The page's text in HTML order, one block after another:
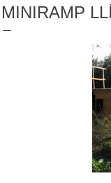
MINIRAMP